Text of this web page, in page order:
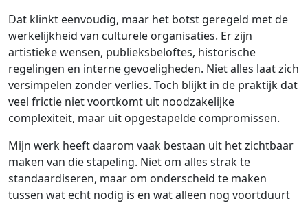
Dat klinkt eenvoudig, maar het botst geregeld met de
werkelijkheid van culturele organisaties. Er zijn
artistieke wensen, publieksbeloftes, historische
regelingen en interne gevoeligheden. Niet alles laat zich
versimpelen zonder verlies. Toch blijkt in de praktijk dat
veel frictie niet voortkomt uit noodzakelijke
complexiteit, maar uit opgestapelde compromissen.
Mijn werk heeft daarom vaak bestaan uit het zichtbaar
maken van die stapeling. Niet om alles strak te
standaardiseren, maar om onderscheid te maken
tussen wat echt nodig is en wat alleen nog voortduurt